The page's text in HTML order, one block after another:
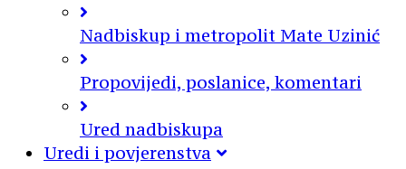
Nadbiskup i metropolit Mate Uzinić
Propovijedi, poslanice, komentari
Ured nadbiskupa
Uredi i povjerenstva